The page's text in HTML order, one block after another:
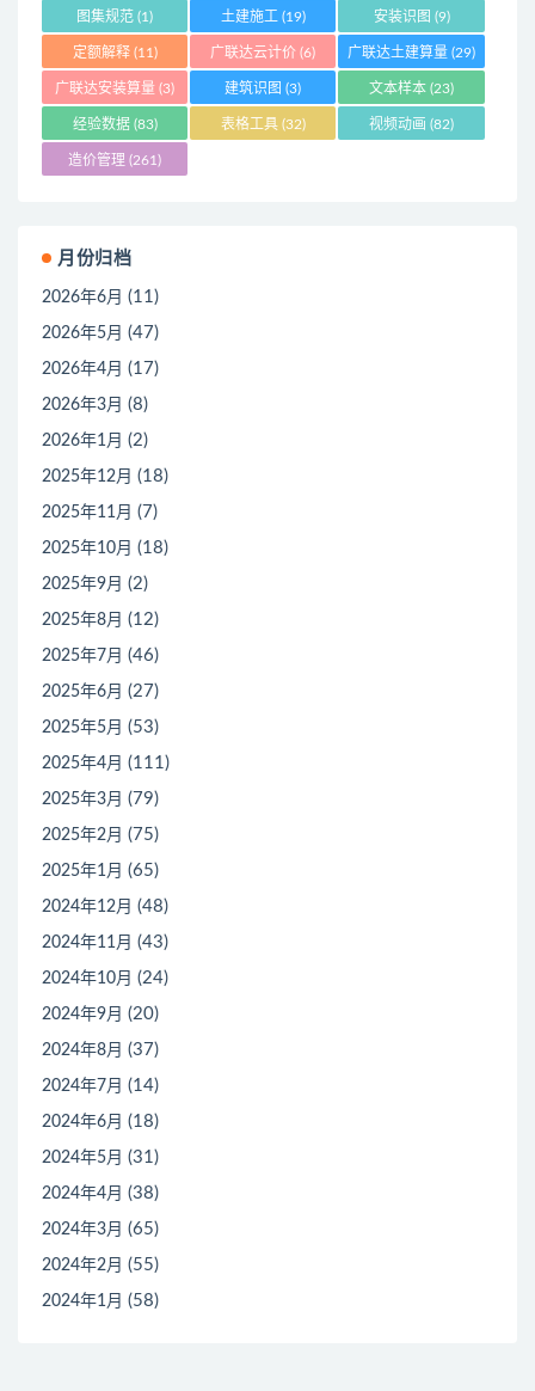
图集规范 (1) 土建施工 (19) 安装识图 (9)
定额解释(11) 广联达云计价 (6) 广联达土建算量 (29)
广联达安装算量 (3) 建筑识图 (3) 文本样本 (23)
经验数据(83) 表格工具(32) 视频动画 (82)
造价管理 (261)
月份归档
2026年6月 (11)
2026年5月 (47)
2026年4月 (17)
2026年3月 (8)
2026年1月 (2)
2025年12月 (18)
2025年11月 (7)
2025年10月 (18)
2025年9月 (2)
2025年8月 (12)
2025年7月 (46)
2025年6月 (27)
2025年5月 (53)
2025年4月 (111)
2025年3月 (79)
2025年2月 (75)
2025年1月 (65)
2024年12月 (48)
2024年11月 (43)
2024年10月 (24)
2024年9月 (20)
2024年8月 (37)
2024年7月 (14)
2024年6月 (18)
2024年5月 (31)
2024年4月 (38)
2024年3月 (65)
2024年2月 (55)
2024年1月 (58)